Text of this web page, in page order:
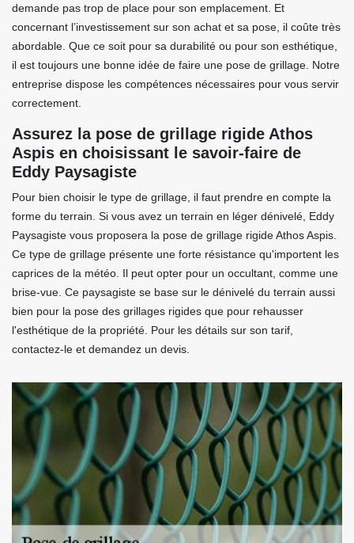
demande pas trop de place pour son emplacement. Et
concernant l’investissement sur son achat et sa pose, il coûte très
abordable. Que ce soit pour sa durabilité ou pour son esthétique,
il est toujours une bonne idée de faire une pose de grillage. Notre
entreprise dispose les compétences nécessaires pour vous servir
correctement.
Assurez la pose de grillage rigide Athos
Aspis en choisissant le savoir-faire de
Eddy Paysagiste
Pour bien choisir le type de grillage, il faut prendre en compte la
forme du terrain. Si vous avez un terrain en léger dénivelé, Eddy
Paysagiste vous proposera la pose de grillage rigide Athos Aspis.
Ce type de grillage présente une forte résistance qu'importent les
caprices de la météo. Il peut opter pour un occultant, comme une
brise-vue. Ce paysagiste se base sur le dénivelé du terrain aussi
bien pour la pose des grillages rigides que pour rehausser
l'esthétique de la propriété. Pour les détails sur son tarif,
contactez-le et demandez un devis.